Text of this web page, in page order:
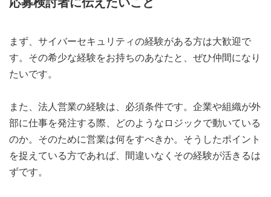
まず、サイバーセキュリティの経験がある方は大歓迎で
す。その希少な経験をお持ちのあなたと、ぜひ仲間になり
たいです。
また、法人営業の経験は、必須条件です。企業や組織が外
部に仕事を発注する際、どのようなロジックで動いている
のか。そのために営業は何をすべきか。そうしたポイント
を捉えている方であれば、間違いなくその経験が活きるは
ずです。